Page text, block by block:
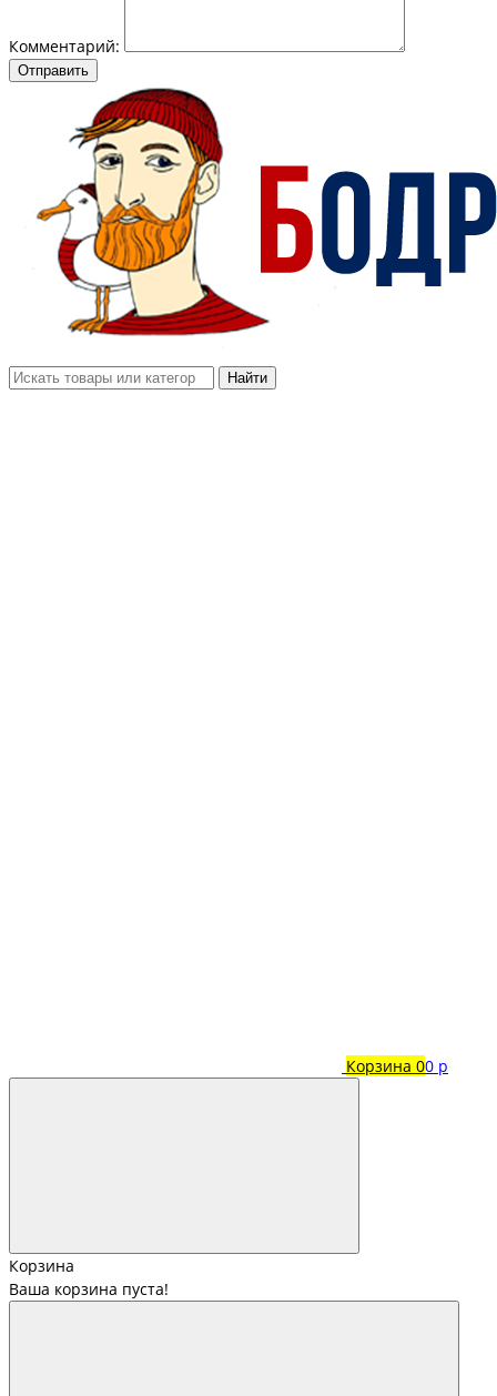
Комментарий:
Отправить
Найти
Корзина 00 р
Корзина
Ваша корзина пуста!